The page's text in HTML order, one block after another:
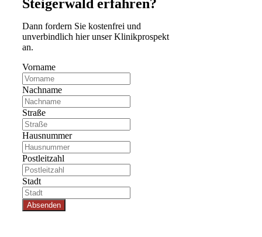
Steigerwald erfahren?
Dann fordern Sie kostenfrei und
unverbindlich hier unser Klinikprospekt
an.
Vorname
Nachname
Straße
Hausnummer
Postleitzahl
Stadt
Absenden